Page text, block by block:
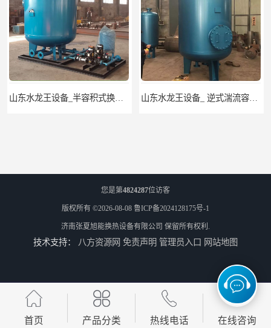
您是第4824287位访客
版权所有 ©2026-08-08 鲁ICP备2024128175号-1
济南张夏旭能换热设备有限公司 保留所有权利.
技术支持： 八方资源网 免责声明 管理员入口 网站地图
首页 产品分类 热线电话 在线咨询